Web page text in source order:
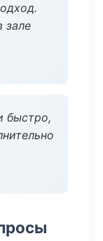
зале
быстро,